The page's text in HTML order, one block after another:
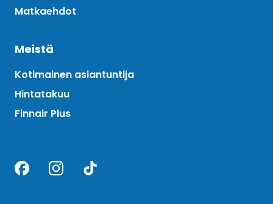
Matkaehdot
Meistä
Kotimainen asiantuntija
Hintatakuu
Finnair Plus